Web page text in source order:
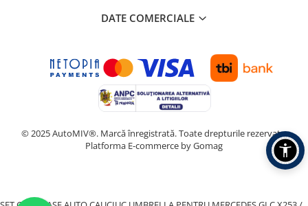
DATE COMERCIALE
© 2025 AutoMIV®. Marcă înregistrată. Toate drepturile rezervate.
Platforma E-commerce by Gomag